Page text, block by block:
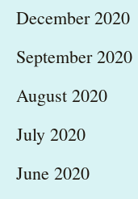
December 2020
September 2020
August 2020
July 2020
June 2020